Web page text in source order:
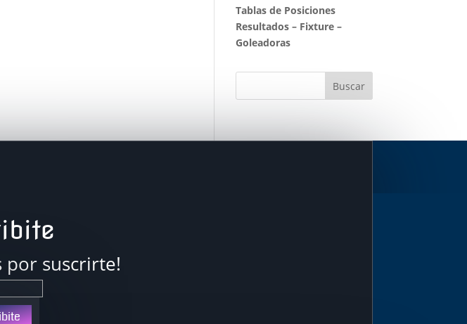
Tablas de Posiciones
Resultados – Fixture –
Goleadoras
por suscrirte!